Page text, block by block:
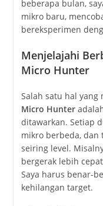
beberapa bulan,
mikro baru,
bereksperimen
Menjelajahi
Micro Hunter
Salah satu hal yang
Micro Hunter
ditawarkan. Setiap
mikro berbeda, dan
seiring level.
bergerak lebih
Saya harus benar-
kehilangan target.